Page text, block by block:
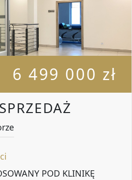
6 499 000 zł
POD KLINIKĘ